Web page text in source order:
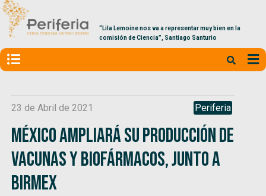
“Lila Lemoine nos va a representar muy bien en la
comisión de Ciencia”, Santiago Santurio
23 de Abril de 2021 Periferia
México ampliará su producción de
vacunas y biofármacos, junto a
Birmex